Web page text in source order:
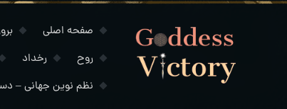
صفحه اصلی
روح
رخداد
نظم نوین جهانی – دستور